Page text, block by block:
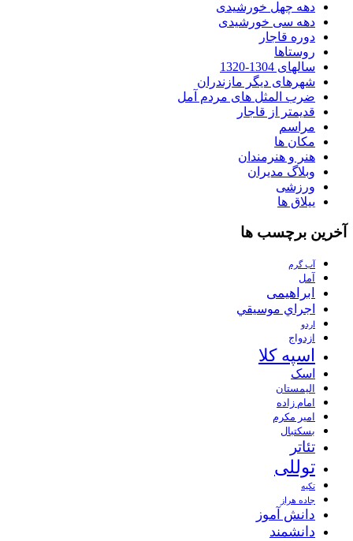
دهه چهل خورشیدی
دهه سی خورشیدی
دوره قاجار
روستاها
سالهای 1304-1320
شهرهای دیگر مازندران
ضرب المثل های مردم آمل
قدیمتر از قاجار
مراسم
مکان ها
هنر و هنرمندان
وبلاگ مدیران
ورزشی
ییلاق ها
آخرین برچسب ها
آب گرم
آمل
ابراهیمی
اجراي موسيقي
اردو
ازدواج
اسپه کلا
اسک
الیمستان
امام زاده
امیر مکرم
بسکتبال
تئاتر
توللی
تکیه
جاده هراز
دانش آموز
دانشمند